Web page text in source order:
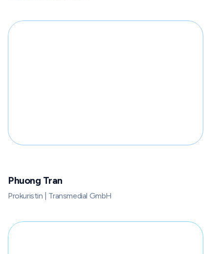
Phuong Tran
Prokuristin | Transmedial GmbH